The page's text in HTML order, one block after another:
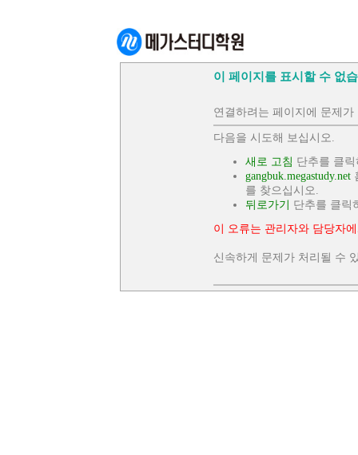
이 페이지를 표시할 수 없
연결하려는 페이지에 문제
다음을 시도해 보십시오.
새로 고침 단추를 클
gangbuk.megastudy.net
를 찾으십시오.
뒤로가기
단추를 클릭
이 오류는 관리자와 담당자
신속하게 문제가 처리될 수